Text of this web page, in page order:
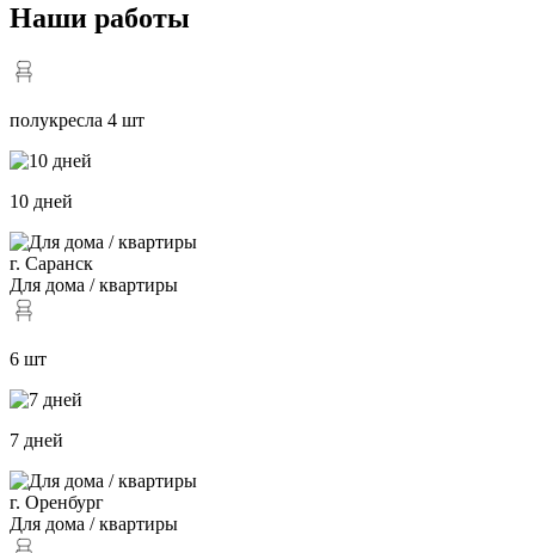
Наши работы
полукресла 4 шт
10 дней
г. Саранск
Для дома / квартиры
6 шт
7 дней
г. Оренбург
Для дома / квартиры